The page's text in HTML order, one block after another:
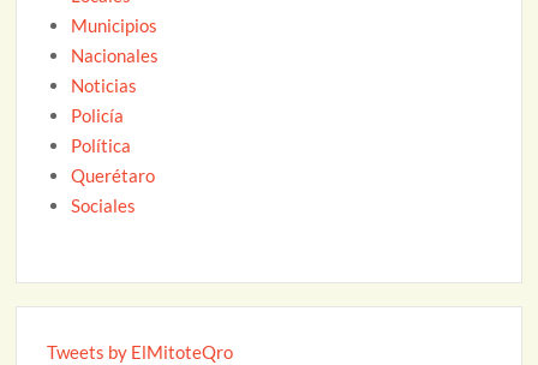
Municipios
Nacionales
Noticias
Policía
Política
Querétaro
Sociales
Tweets by ElMitoteQro